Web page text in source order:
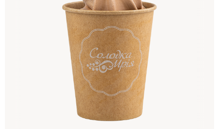
Солодощі
Зефір
Торти
Цукерки
Тістечка
Десерти
Печиво
Бісквіти та здоба
Мармелад